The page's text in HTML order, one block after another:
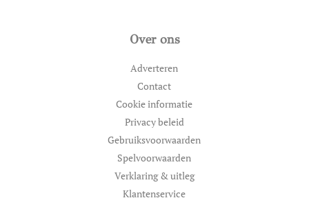
Over ons
Adverteren
Contact
Cookie informatie
Privacy beleid
Gebruiksvoorwaarden
Spelvoorwaarden
Verklaring & uitleg
Klantenservice